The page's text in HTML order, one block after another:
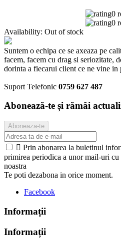
0
0
Availability: Out of stock
Suntem o echipa ce se axeaza pe
facem, facem cu drag si seriozitate,
dorinta a fiecarui client ce ne vine in
Suport Telefonic 0759 627 487
Abonează-te și rămâi
 Prin abonarea la buletinul
primirea periodica a unor mail-uri
noastra
Te poti dezabona in orice moment.
Facebook
Informații
Informații